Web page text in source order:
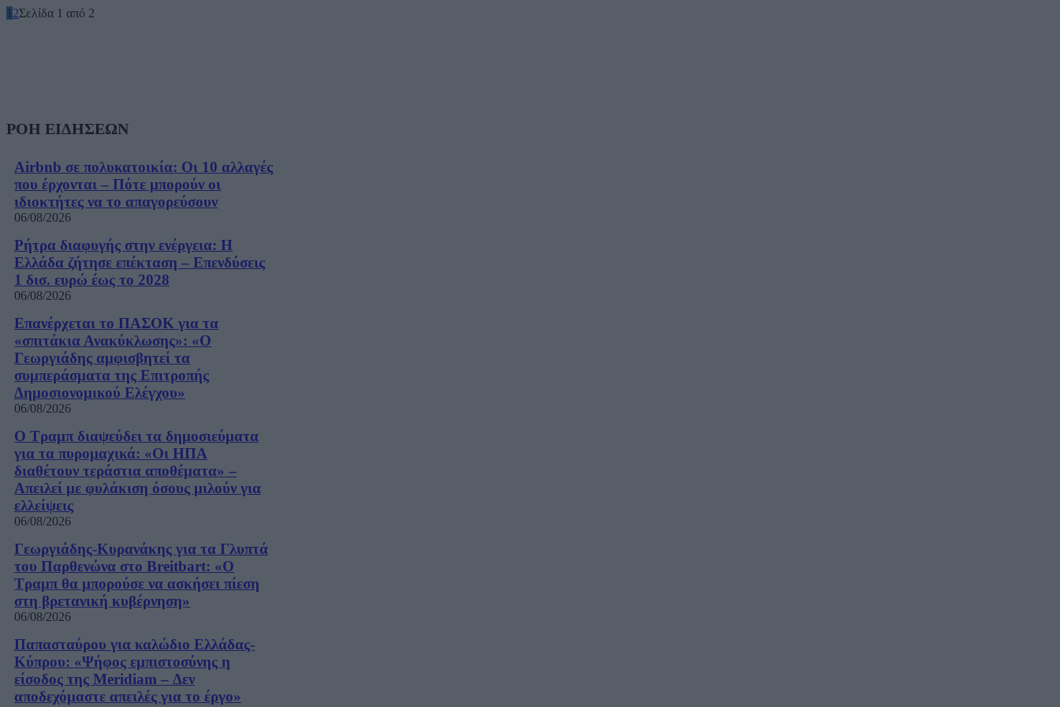
1 2Σελίδα 1 από 2
ΡΟΗ ΕΙΔΗΣΕΩΝ
Airbnb σε πολυκατοικία: Οι 10 αλλαγές
που έρχονται – Πότε μπορούν οι
ιδιοκτήτες να το απαγορεύσουν
06/08/2026
Ρήτρα διαφυγής στην ενέργεια: Η
Ελλάδα ζήτησε επέκταση – Επενδύσεις
1 δισ. ευρώ έως το 2028
06/08/2026
Επανέρχεται το ΠΑΣΟΚ για τα
«σπιτάκια Ανακύκλωσης»: «Ο
Γεωργιάδης αμφισβητεί τα
συμπεράσματα της Επιτροπής
Δημοσιονομικού Ελέγχου»
06/08/2026
Ο Τραμπ διαψεύδει τα δημοσιεύματα
για τα πυρομαχικά: «Οι ΗΠΑ
διαθέτουν τεράστια αποθέματα» –
Απειλεί με φυλάκιση όσους μιλούν για
ελλείψεις
06/08/2026
Γεωργιάδης-Κυρανάκης για τα Γλυπτά
του Παρθενώνα στο Breitbart: «Ο
Τραμπ θα μπορούσε να ασκήσει πίεση
στη βρετανική κυβέρνηση»
06/08/2026
Παπασταύρου για καλώδιο Ελλάδας-
Κύπρου: «Ψήφος εμπιστοσύνης η
είσοδος της Meridiam – Δεν
αποδεχόμαστε απειλές για το έργο»